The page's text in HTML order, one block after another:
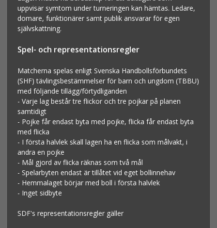
uppvisar symtom under turneringen kan hämtas. Ledare,
domare, funktionärer samt publik ansvarar för egen
självskattning.
Spel- och representationsregler
Matcherna spelas enligt Svenska Handbollsförbundets
(SHF) tävlingsbestämmelser för barn och ungdom (TBBU)
med följande tillägg/förtydliganden
- Varje lag består tre flickor och tre pojkar på planen
samtidigt
- Pojke får endast byta med pojke, flicka får endast byta
med flicka
- I första halvlek skall lagen ha en flicka som målvakt, i
andra en pojke
- Mål gjord av flicka räknas som två mål
- Spelarbyten endast är tillåtet vid eget bollinnehav
- Hemmalaget börjar med boll i första halvlek
- Inget sidbyte
SDF's representationsregler gäller